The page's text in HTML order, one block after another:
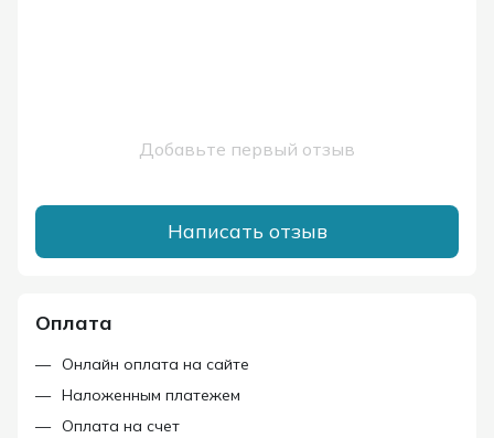
Добавьте первый отзыв
Написать отзыв
Оплата
Онлайн оплата на сайте
Наложенным платежем
Оплата на счет